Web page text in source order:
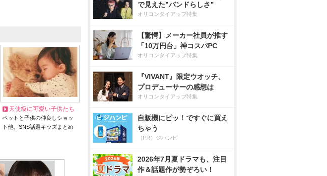
天使級に可愛い子供たち
ペットと子供の仲良しショッ
ト他、SNS話題キッズまとめ
で見えた”バンドらしさ”
オリコンタイアップ特集
【驚愕】メーカー社員が推す
「10万円台」神コスパPC
オリコンタイアップ特集
『VIVANT』限定ウオッチ、
プロデューサーの感想は
オリコンタイアップ特集
自販機にピッ！ですぐに買え
ちゃう
（PR）ジハンピ
2026年7月夏ドラマも、注目
作＆話題作が勢ぞろい！